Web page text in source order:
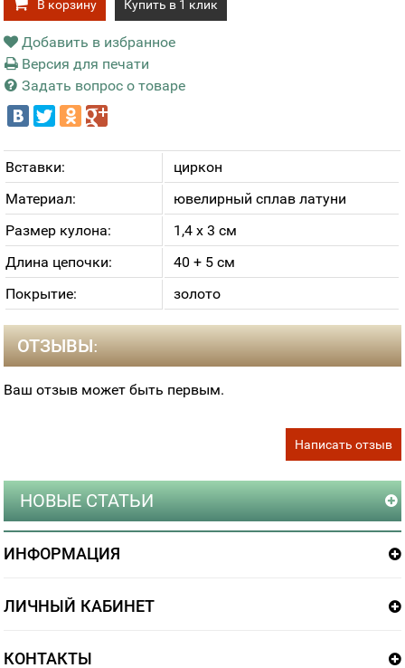
В корзину Купить в 1 клик
Добавить в избранное
Версия для печати
Задать вопрос о товаре
Вставки:
циркон
Материал:
ювелирный сплав латуни
Размер кулона:
1,4 х 3 см
Длина цепочки:
40 + 5 см
Покрытие:
золото
ОТЗЫВЫ:
Ваш отзыв может быть первым.
Написать отзыв
НОВЫЕ СТАТЬИ
ИНФОРМАЦИЯ
ЛИЧНЫЙ КАБИНЕТ
КОНТАКТЫ